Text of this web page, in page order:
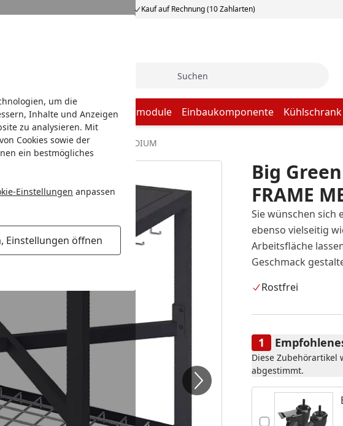
um die
Inhalte und Anzeigen
zu analysieren. Mit
Cookies sowie der
ein bestmögliches
Einstellungen anpassen
Einstellungen öffnen
Kauf auf Rechnung (10 Zahlarten)
Einbaugrill Küchenmodule Einbaukomponente Kühlschrank
Untergestell EGG FRAME MEDIUM
Big
FRAME
Sie wünschen sich
ebenso vielseitig
Arbeitsfläche
Geschmack
Rostfrei
Diese Zubehörartikel
abgestimmt.